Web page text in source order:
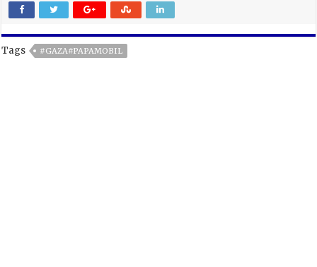
Tags #GAZA#PAPAMOBIL